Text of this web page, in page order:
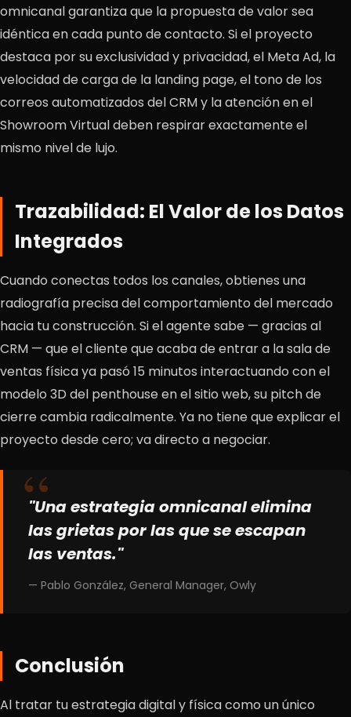
omnicanal garantiza que la propuesta de valor sea
idéntica en cada punto de contacto. Si el proyecto
destaca por su exclusividad y privacidad, el Meta Ad, la
velocidad de carga de la landing page, el tono de los
correos automatizados del CRM y la atención en el
Showroom Virtual deben respirar exactamente el
mismo nivel de lujo.
Trazabilidad: El Valor de los Datos
Integrados
Cuando conectas todos los canales, obtienes una
radiografía precisa del comportamiento del mercado
hacia tu construcción. Si el agente sabe — gracias al
CRM — que el cliente que acaba de entrar a la sala de
ventas física ya pasó 15 minutos interactuando con el
modelo 3D del penthouse en el sitio web, su pitch de
cierre cambia radicalmente. Ya no tiene que explicar el
proyecto desde cero; va directo a negociar.
"Una estrategia omnicanal elimina
las grietas por las que se escapan
las ventas."
— Pablo González, General Manager, Owly
Conclusión
Al tratar tu estrategia digital y física como un único